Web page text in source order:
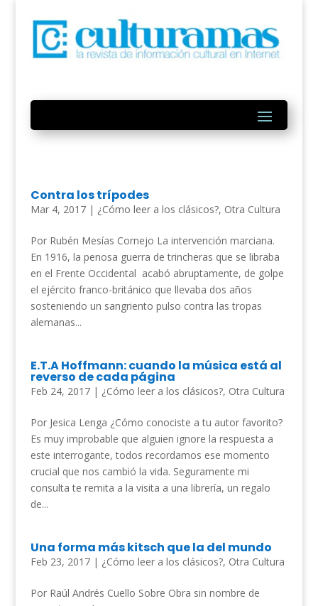
Contra los trípodes
Mar 4, 2017| ¿Cómo leer a los clásicos?, Otra Cultura
Por Rubén Mesías Cornejo La intervención marciana.
En 1916, la penosa guerra de trincheras que se libraba
en el Frente Occidental acabó abruptamente, de golpe
el ejército franco-británico que llevaba dos años
sosteniendo un sangriento pulso contra las tropas
alemanas...
E.T.A Hoffmann: cuando la música está al
reverso de cada página
Feb 24, 2017| ¿Cómo leer a los clásicos?, Otra Cultura
Por Jesica Lenga ¿Cómo conociste a tu autor favorito?
Es muy improbable que alguien ignore la respuesta a
este interrogante, todos recordamos ese momento
crucial que nos cambió la vida. Seguramente mi
consulta te remita a la visita a una librería, un regalo
de...
Una forma más kitsch que la del mundo
Feb 23, 2017| ¿Cómo leer a los clásicos?, Otra Cultura
Por Raúl Andrés Cuello Sobre Obra sin nombre de